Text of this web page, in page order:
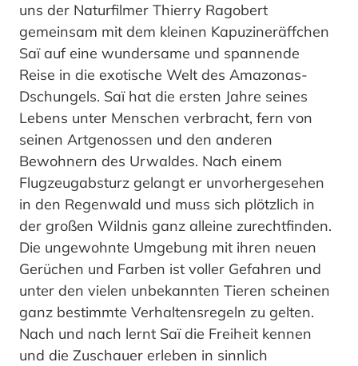
uns der Naturfilmer Thierry Ragobert
gemeinsam mit dem kleinen Kapuzineräffchen
Saï auf eine wundersame und spannende
Reise in die exotische Welt des Amazonas-
Dschungels. Saï hat die ersten Jahre seines
Lebens unter Menschen verbracht, fern von
seinen Artgenossen und den anderen
Bewohnern des Urwaldes. Nach einem
Flugzeugabsturz gelangt er unvorhergesehen
in den Regenwald und muss sich plötzlich in
der großen Wildnis ganz alleine zurechtfinden.
Die ungewohnte Umgebung mit ihren neuen
Gerüchen und Farben ist voller Gefahren und
unter den vielen unbekannten Tieren scheinen
ganz bestimmte Verhaltensregeln zu gelten.
Nach und nach lernt Saï die Freiheit kennen
und die Zuschauer erleben in sinnlich